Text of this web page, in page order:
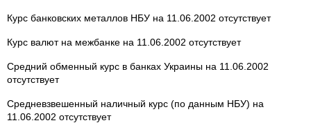
Курс банковских металлов НБУ на 11.06.2002 отсутствует
Курс валют на межбанке на 11.06.2002 отсутствует
Средний обменный курс в банках Украины на 11.06.2002
отсутствует
Средневзвешенный наличный курс (по данным НБУ) на
11.06.2002 отсутствует